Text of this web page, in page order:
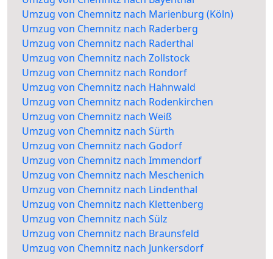
Umzug von Chemnitz nach Marienburg (Köln)
Umzug von Chemnitz nach Raderberg
Umzug von Chemnitz nach Raderthal
Umzug von Chemnitz nach Zollstock
Umzug von Chemnitz nach Rondorf
Umzug von Chemnitz nach Hahnwald
Umzug von Chemnitz nach Rodenkirchen
Umzug von Chemnitz nach Weiß
Umzug von Chemnitz nach Sürth
Umzug von Chemnitz nach Godorf
Umzug von Chemnitz nach Immendorf
Umzug von Chemnitz nach Meschenich
Umzug von Chemnitz nach Lindenthal
Umzug von Chemnitz nach Klettenberg
Umzug von Chemnitz nach Sülz
Umzug von Chemnitz nach Braunsfeld
Umzug von Chemnitz nach Junkersdorf